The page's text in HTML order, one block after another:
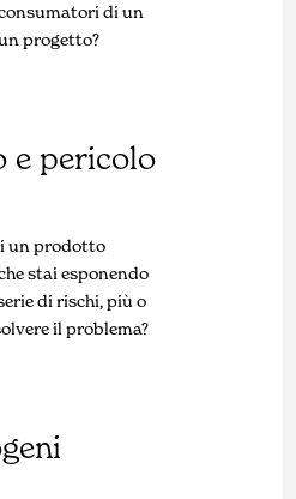
di un
progetto?
e pericolo
un prodotto
stai esponendo
di rischi, più o
il problema?